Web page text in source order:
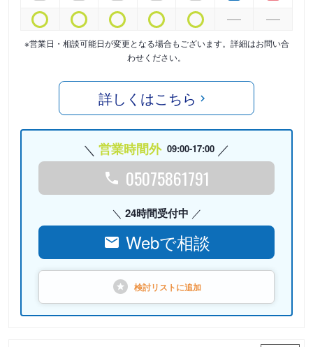
※営業日・相談可能日が変更となる場合もございます。詳細はお問い合
わせください。
詳しくはこちら
営業時間外 09:00-17:00
05075861791
24時間受付中
Webで相談
検討リストに追加